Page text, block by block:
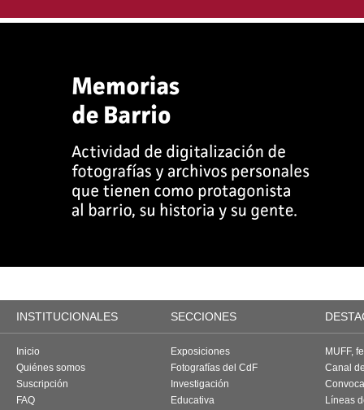
INSTITUCIONALES SECCIONES
Inicio
Quiénes somos
Suscripción
FAQ
Exposiciones
Fotografías del CdF
Investigación
Educativa
MUFF,
Canal
Líneas